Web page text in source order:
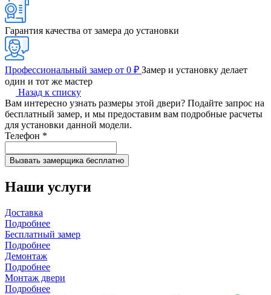
Гарантия качества от замера до установки
Профессиональный замер от 0 ₽ Замер и установку делает
один и тот же мастер
Назад к списку
Вам интересно узнать размеры этой двери? Подайте запрос на
бесплатный замер, и мы предоставим вам подробные расчеты
для установки данной модели.
Телефон *
Наши услуги
Доставка
Подробнее
Бесплатный замер
Подробнее
Демонтаж
Подробнее
Монтаж двери
Подробнее